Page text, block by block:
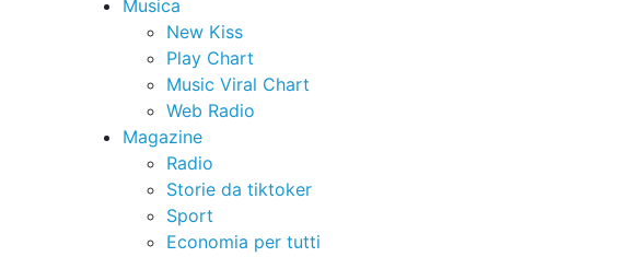
Musica
New Kiss
Play Chart
Music Viral Chart
Web Radio
Magazine
Radio
Storie da tiktoker
Sport
Economia per tutti